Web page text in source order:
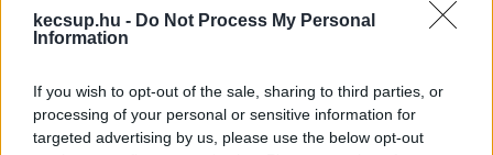
kecsup.hu - Do Not Process My Personal
Information
If you wish to opt-out of the sale, sharing to third parties, or
processing of your personal or sensitive information for
targeted advertising by us, please use the below opt-out
finanszírozású projektet, amely az Autista
Gyermekekért Egyesület koordinálásában
„Az autisták társadalmi integrációjáért” projekt